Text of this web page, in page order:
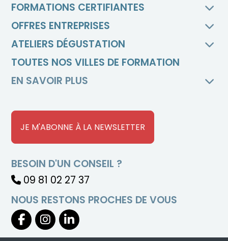
FORMATIONS CERTIFIANTES
OFFRES ENTREPRISES
ATELIERS DÉGUSTATION
TOUTES NOS VILLES DE FORMATION
EN SAVOIR PLUS
JE M'ABONNE À LA NEWSLETTER
BESOIN D'UN CONSEIL ?
09 81 02 27 37
NOUS RESTONS PROCHES DE VOUS